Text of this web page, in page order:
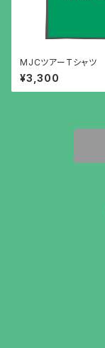
MJCツアーTシャツ
¥3,300